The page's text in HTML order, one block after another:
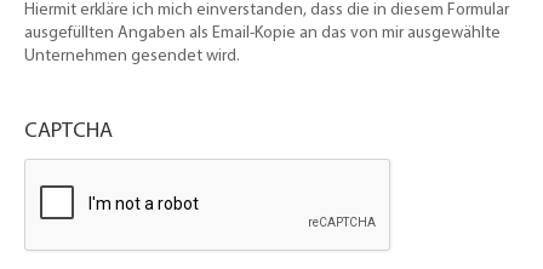
Hiermit erkläre ich mich einverstanden, dass die in diesem Formular
ausgefüllten Angaben als Email-Kopie an das von mir ausgewählte
Unternehmen gesendet wird.
CAPTCHA